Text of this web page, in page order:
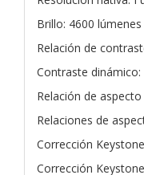
Brillo: 4600 lúmenes
Relación de
Contraste dinámico:
Relación de
Relaciones de
Corrección
Corrección